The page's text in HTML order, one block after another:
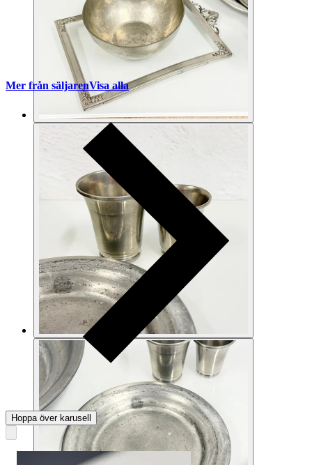
Mer från säljarenVisa alla
Hoppa över karusell